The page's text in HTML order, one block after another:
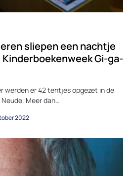
sliepen een nachtje
Gi-ga-
werden er 42 tentjes opgezet in de
Meer dan…
2022